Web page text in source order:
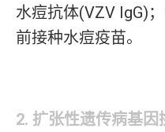
水痘抗体(VZV IgG)
前接种水痘疫苗。
2. 扩张性遗传病基因